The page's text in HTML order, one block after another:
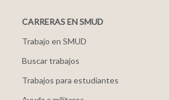
CARRERAS EN SMUD
Trabajo en SMUD
Buscar trabajos
Trabajos para estudiantes